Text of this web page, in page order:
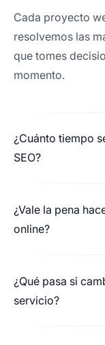
Una gran
han estado
agradable.
equipo con el
un rediseño
a la
contento con
proyectos
Cada proyecto
resolvemos las
que tomes
momento.
¿Cuánto tiempo
SEO?
¿Vale la pena
online?
¿Qué pasa si
servicio?